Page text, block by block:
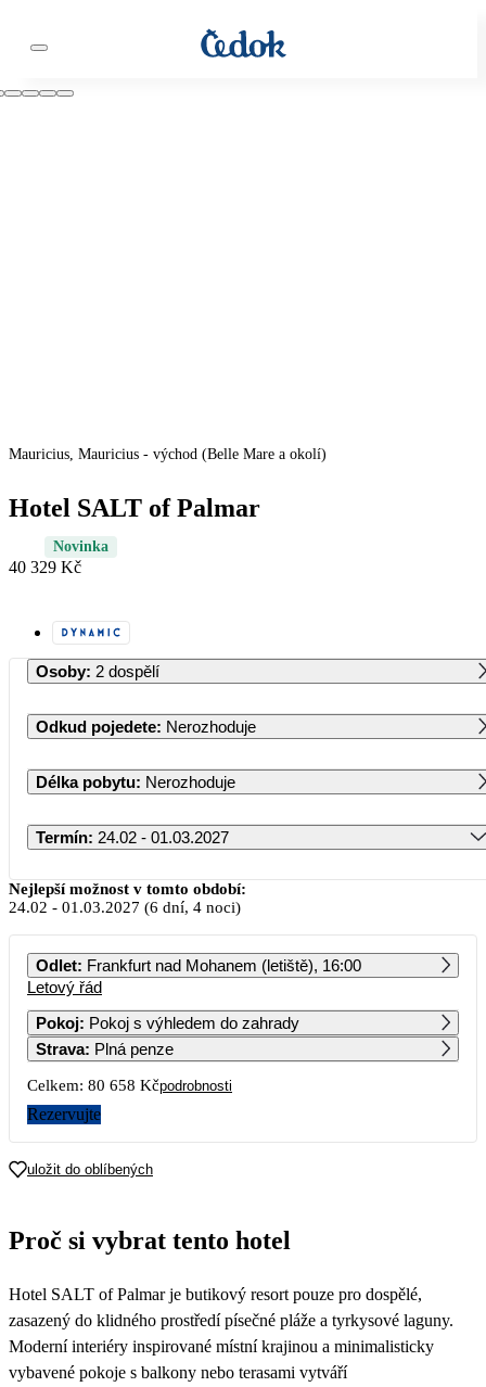
Mauricius, Mauricius - východ (Belle Mare a okolí)
Hotel SALT of Palmar
Novinka
40 329 Kč
Osoby: 2 dospělí
Odkud pojedete: Nerozhoduje
Délka pobytu: Nerozhoduje
Termín: 24.02 - 01.03.2027
Únor 2027
PO ÚT ST ČT PÁ SO NE
1
52 319 55 099 41 769 54 609 43 179 52 319 73 589
8 9
15
52 379
22
53 509
23
60 829
Nejlepší možnost v tomto období:
24.02 - 01.03.2027 (6 dní, 4 noci)
Odlet: Frankfurt nad Mohanem (letiště), 16:00
Letový řád
Pokoj:
Pokoj s výhledem do zahrady
Strava: Plná penze
Celkem: 80 658 Kčpodrobnosti
Rezervujte
uložit do oblíbených
Proč si vybrat tento hotel
Hotel SALT of Palmar je butikový resort pouze pro dospělé,
zasazený do klidného prostředí písečné pláže a tyrkysové laguny.
Moderní interiéry inspirované místní krajinou a minimalisticky
vybavené pokoje s balkony nebo terasami vytváří